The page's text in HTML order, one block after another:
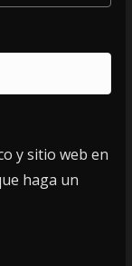
y sitio web en
haga un